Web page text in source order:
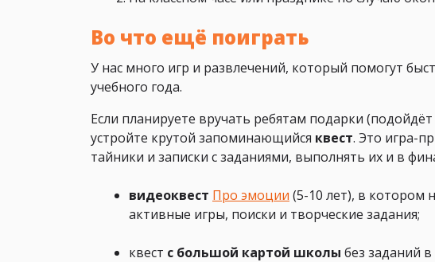
Во что ещё поиграть
У нас много игр и развлечений, который помогут
учебного года.
Если планируете вручать ребятам подарки
устройте крутой запоминающийся квест. Это игра-
тайники и записки с заданиями, выполнять их и в
видеоквест Про эмоции (5-10 лет), в котором
активные игры, поиски и творческие задания;
квест с большой картой школы без заданий